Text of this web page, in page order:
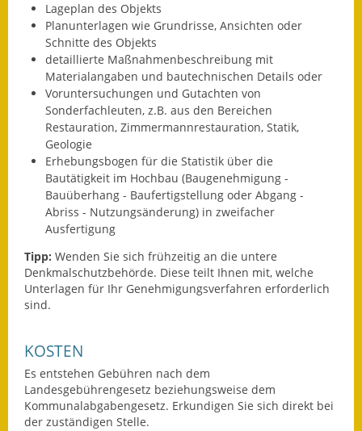
Mitarbeiter
Notruftafel
Ortsrecht
Wahlen
Was erledige ich wo?
Leben
Baugebiete & Bauplätze
Bodenrichtwerte
Flächennutzungsplan
Lageplan des Objekts
Planunterlagen wie Grundrisse, Ansichten oder
Schnitte des Objekts
detaillierte Maßnahmenbeschreibung mit
Materialangaben und bautechnischen Details oder
Voruntersuchungen und Gutachten von
Sonderfachleuten, z.B. aus den Bereichen
Restauration, Zimmermannrestauration, Statik,
Geologie
Erhebungsbogen für die Statistik über die
Bautätigkeit im Hochbau (Baugenehmigung -
Bauüberhang - Baufertigstellung oder Abgang -
Abriss - Nutzungsänderung) in zweifacher
Ausfertigung
Tipp: Wenden Sie sich frühzeitig an die untere
Denkmalschutzbehörde. Diese teilt Ihnen mit, welche
Unterlagen für Ihr Genehmigungsverfahren erforderlich
sind.
KOSTEN
Es entstehen Gebühren nach dem
Landesgebührengesetz beziehungsweise dem
Kommunalabgabengesetz. Erkundigen Sie sich direkt bei
der zuständigen Stelle.